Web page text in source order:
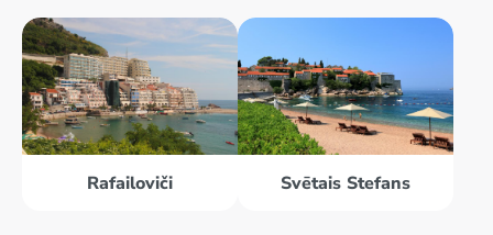
Rafailoviči Svētais Stefans